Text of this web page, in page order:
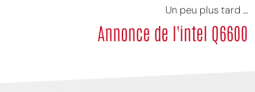
Un peu plus tard ...
Annonce de l'intel Q6600